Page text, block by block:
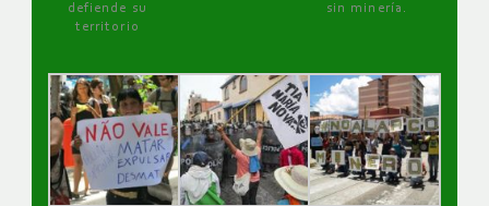
defiende su
territorio
sin minería.